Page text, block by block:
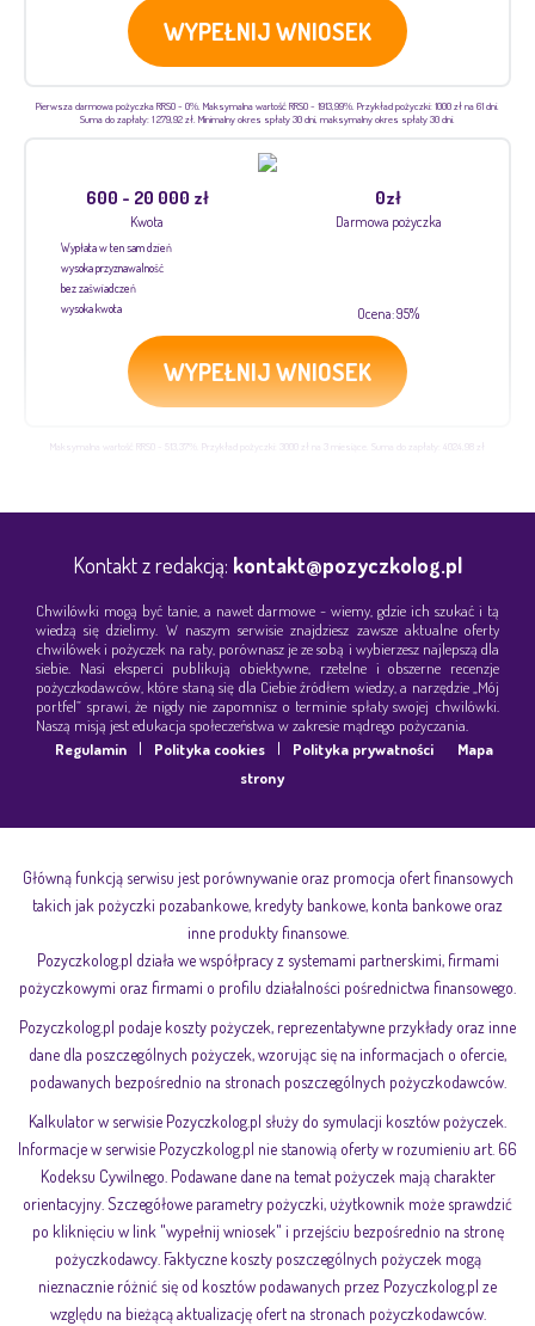
WYPEŁNIJ WNIOSEK
Pierwsza darmowa pożyczka RRSO - 0%. Maksymalna wartość RRSO - 1913,99%. Przykład pożyczki: 1000 zł na 61 dni.
Suma do zapłaty: 1 279,92 zł. Minimalny okres spłaty 30 dni, maksymalny okres spłaty 30 dni.
600 - 20 000 zł
Kwota
0zł
Darmowa pożyczka
Wypłata w ten sam dzień
wysoka przyznawalność
bez zaświadczeń
wysoka kwota
Ocena: 95%
WYPEŁNIJ WNIOSEK
Maksymalna wartość RRSO - 513,37%. Przykład pożyczki: 3000 zł na 3 miesiące. Suma do zapłaty: 4024,98 zł
Kontakt z redakcją: kontakt@pozyczkolog.pl
Chwilówki mogą być tanie, a nawet darmowe - wiemy, gdzie ich szukać i tą
wiedzą się dzielimy. W naszym serwisie znajdziesz zawsze aktualne oferty
chwilówek i pożyczek na raty, porównasz je ze sobą i wybierzesz najlepszą dla
siebie. Nasi eksperci publikują obiektywne, rzetelne i obszerne recenzje
pożyczkodawców, które staną się dla Ciebie źródłem wiedzy, a narzędzie „Mój
portfel” sprawi, że nigdy nie zapomnisz o terminie spłaty swojej chwilówki.
Naszą misją jest edukacja społeczeństwa w zakresie mądrego pożyczania.
Regulamin
| Polityka cookies | Polityka prywatności
Mapa
strony
Główną funkcją serwisu jest porównywanie oraz promocja ofert finansowych
takich jak pożyczki pozabankowe, kredyty bankowe, konta bankowe oraz
inne produkty finansowe.
Pozyczkolog.pl działa we współpracy z systemami partnerskimi, firmami
pożyczkowymi oraz firmami o profilu działalności pośrednictwa finansowego.
Pozyczkolog.pl podaje koszty pożyczek, reprezentatywne przykłady oraz inne
dane dla poszczególnych pożyczek, wzorując się na informacjach o ofercie,
podawanych bezpośrednio na stronach poszczególnych pożyczkodawców.
Kalkulator w serwisie Pozyczkolog.pl służy do symulacji kosztów pożyczek.
Informacje w serwisie Pozyczkolog.pl nie stanowią oferty w rozumieniu art. 66
Kodeksu Cywilnego. Podawane dane na temat pożyczek mają charakter
orientacyjny. Szczegółowe parametry pożyczki, użytkownik może sprawdzić
po kliknięciu w link "wypełnij wniosek" i przejściu bezpośrednio na stronę
pożyczkodawcy. Faktyczne koszty poszczególnych pożyczek mogą
nieznacznie różnić się od kosztów podawanych przez Pozyczkolog.pl ze
względu na bieżącą aktualizację ofert na stronach pożyczkodawców.